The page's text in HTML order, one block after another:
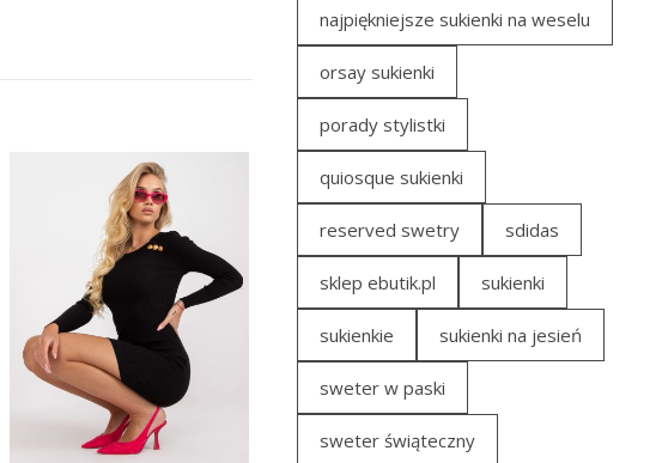
najpiękniejsze sukienki na weselu
orsay sukienki
porady stylistki
quiosque sukienki
reserved swetry sdidas
sklep ebutik.pl sukienki
sukienkie sukienki na jesień
sweter w paski
sweter świąteczny